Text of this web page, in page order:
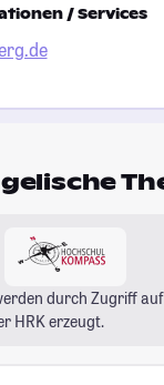
/ Services
durch Zugriff
HRK erzeugt.